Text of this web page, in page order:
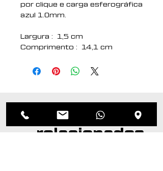
por clique e carga esferográfica
azul 1.0mm.
Largura : 1,5 cm
Comprimento : 14,1 cm
gravação (CxL): 0,7 cm x 3,5
Produtos
relacionados